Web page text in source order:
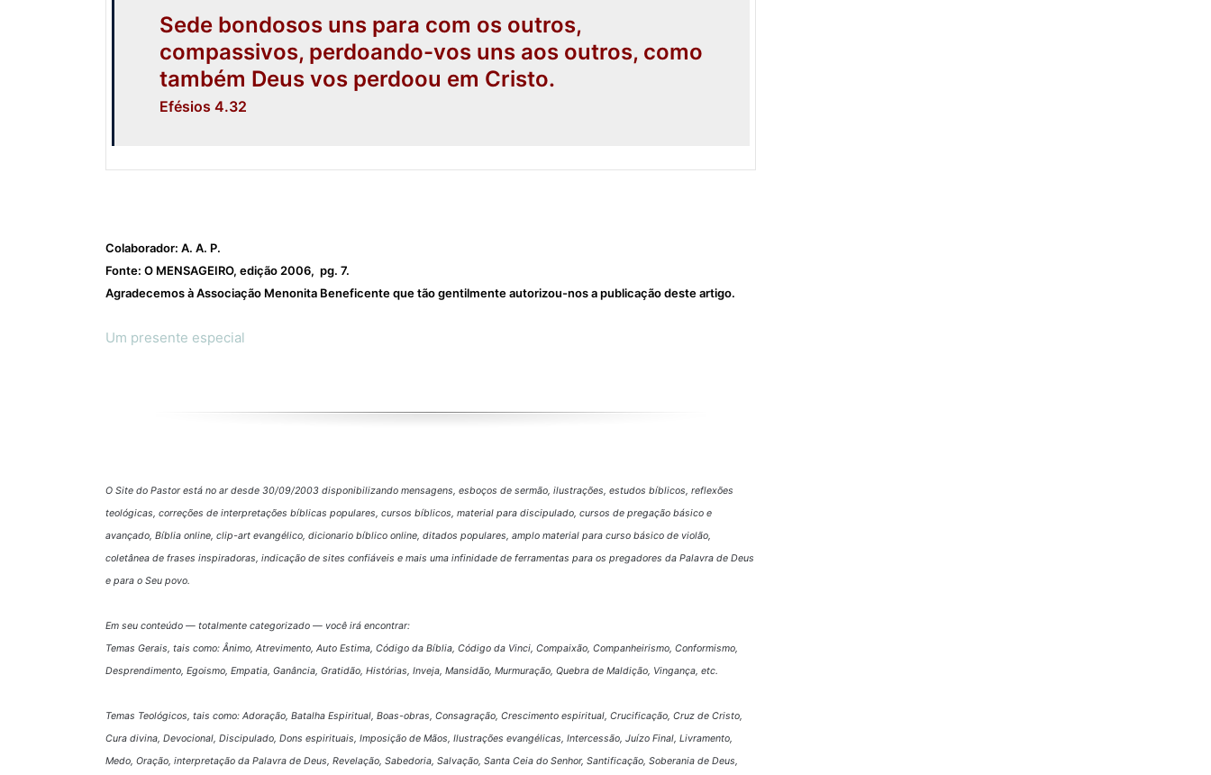
Sede bondosos uns para com os outros,
compassivos, perdoando-vos uns aos outros, como
também Deus vos perdoou em Cristo.
Efésios 4.32
Colaborador: A. A. P.
Fonte: O MENSAGEIRO, edição 2006, pg. 7.
Agradecemos à Associação Menonita Beneficente que tão gentilmente autorizou-nos a publicação deste artigo.
Um presente especial
O Site do Pastor está no ar desde 30/09/2003 disponibilizando mensagens, esboços de sermão, ilustrações, estudos bíblicos, reflexões
teológicas, correções de interpretações bíblicas populares, cursos bíblicos, material para discipulado, cursos de pregação básico e
avançado, Bíblia online, clip-art evangélico, dicionario bíblico online, ditados populares, amplo material para curso básico de violão,
coletânea de frases inspiradoras, indicação de sites confiáveis e mais uma infinidade de ferramentas para os pregadores da Palavra de Deus
e para o Seu povo.
Em seu conteúdo — totalmente categorizado — você irá encontrar:
Temas Gerais, tais como: Ânimo, Atrevimento, Auto Estima, Código da Bíblia, Código da Vinci, Compaixão, Companheirismo, Conformismo,
Desprendimento, Egoismo, Empatia, Ganância, Gratidão, Histórias, Inveja, Mansidão, Murmuração, Quebra de Maldição, Vingança, etc.
Temas Teológicos, tais como: Adoração, Batalha Espiritual, Boas-obras, Consagração, Crescimento espiritual, Crucificação, Cruz de Cristo,
Cura divina, Devocional, Discipulado, Dons espirituais, Imposição de Mãos, Ilustrações evangélicas, Intercessão, Juízo Final, Livramento,
Medo, Oração, interpretação da Palavra de Deus, Revelação, Sabedoria, Salvação, Santa Ceia do Senhor, Santificação, Soberania de Deus,